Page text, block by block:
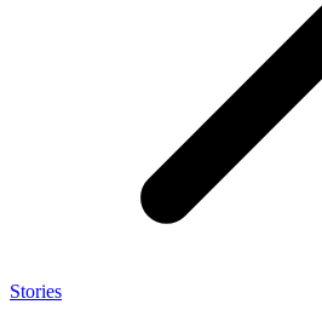
Stories